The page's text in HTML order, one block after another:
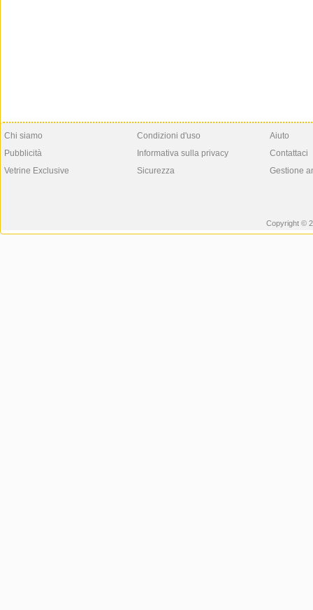
Chi siamo
Pubblicità
Vetrine Exclusive
Condizioni d'uso
Informativa sulla privacy
Sicurezza
Aiuto
Contattaci
Gestione
Copyright ©